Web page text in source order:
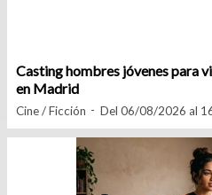
Casting hombres jóvenes para
en Madrid
Cine / Ficción Del 06/08/2026 al